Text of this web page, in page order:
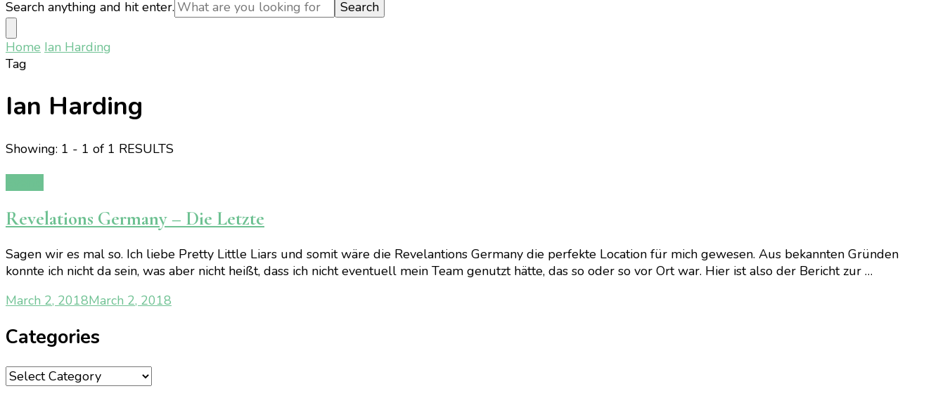
Looking
for
Something?
Search anything and hit enter.
Home Ian Harding
Tag
Ian Harding
Showing: 1 - 1 of 1 RESULTS
Revelations Germany – Die Letzte
Sagen wir es mal so. Ich liebe Pretty Little Liars und somit wäre die Revelantions Germany die perfekte Location für mich gewesen. Aus bekannten Gründen
konnte ich nicht da sein, was aber nicht heißt, dass ich nicht eventuell mein Team genutzt hätte, das so oder so vor Ort war. Hier ist also der Bericht zur …
March 2, 2018March 2, 2018
Categories
Categories